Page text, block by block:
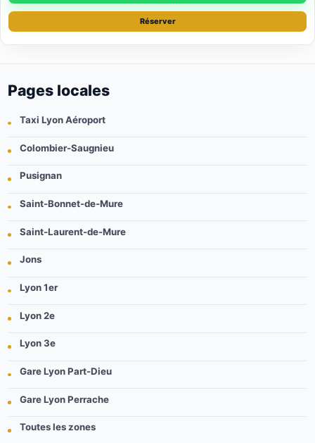
Réserver
Pages locales
Taxi Lyon Aéroport
Colombier-Saugnieu
Pusignan
Saint-Bonnet-de-Mure
Saint-Laurent-de-Mure
Jons
Lyon 1er
Lyon 2e
Lyon 3e
Gare Lyon Part-Dieu
Gare Lyon Perrache
Toutes les zones